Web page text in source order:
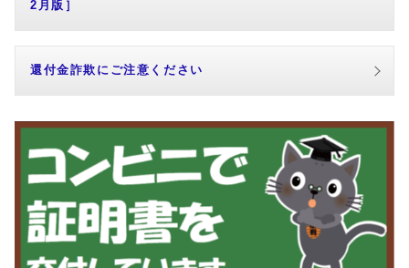
2月版］
還付金詐欺にご注意ください